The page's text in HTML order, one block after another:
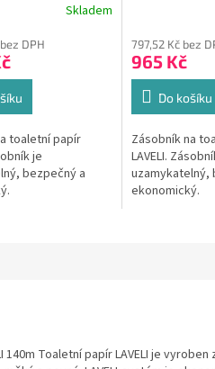
Skladem
DPH
toaletní papír
je
bezpečný a
797,52 Kč bez
965 Kč
Do košíku
Zásobník na
LAVELI.
uzamykatelný,
ekonomický.
Toaletní papír LAVELI je vyroben